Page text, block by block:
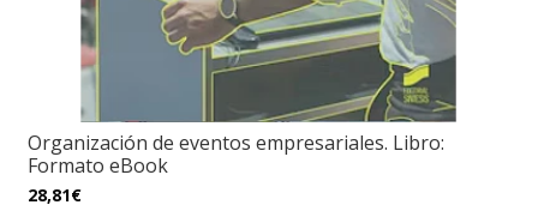
Organización de eventos empresariales. Libro:
Formato eBook
28,81€